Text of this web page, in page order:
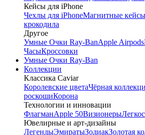
Кейсы для iPhone
Чехлы для iPhoneМагнитные кейсы
крокодила
Другое
Умные Очки Ray-BanApple Airpods
ЧасыКроссовки
Умные Очки Ray-Ban
Коллекции
Классика Caviar
Королевские цветаЧёрная
роскошиКорона
Технологии и инновации
ФлагманApple 50Визионеры
Ювелирные и арт-дизайны
ЛегендыЭмиратыЗодиакЗолотая